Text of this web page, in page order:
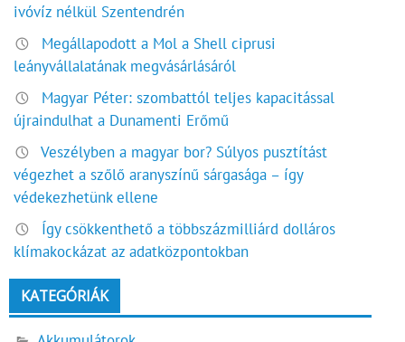
ivóvíz nélkül Szentendrén
Megállapodott a Mol a Shell ciprusi
leányvállalatának megvásárlásáról
Magyar Péter: szombattól teljes kapacitással
újraindulhat a Dunamenti Erőmű
Veszélyben a magyar bor? Súlyos pusztítást
végezhet a szőlő aranyszínű sárgasága – így
védekezhetünk ellene
Így csökkenthető a többszázmilliárd dolláros
klímakockázat az adatközpontokban
KATEGÓRIÁK